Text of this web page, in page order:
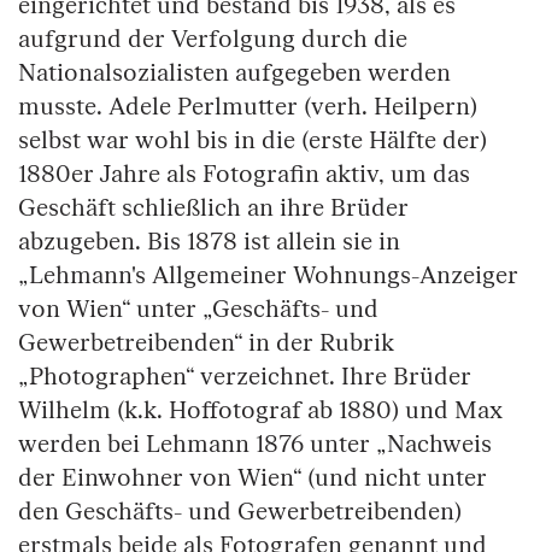
eingerichtet und bestand bis 1938, als es
aufgrund der Verfolgung durch die
Nationalsozialisten aufgegeben werden
musste. Adele Perlmutter (verh. Heilpern)
selbst war wohl bis in die (erste Hälfte der)
1880er Jahre als Fotografin aktiv, um das
Geschäft schließlich an ihre Brüder
abzugeben. Bis 1878 ist allein sie in
„Lehmann's Allgemeiner Wohnungs-Anzeiger
von Wien“ unter „Geschäfts- und
Gewerbetreibenden“ in der Rubrik
„Photographen“ verzeichnet. Ihre Brüder
Wilhelm (k.k. Hoffotograf ab 1880) und Max
werden bei Lehmann 1876 unter „Nachweis
der Einwohner von Wien“ (und nicht unter
den Geschäfts- und Gewerbetreibenden)
erstmals beide als Fotografen genannt und